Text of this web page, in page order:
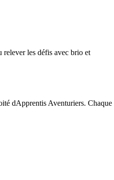
relever les défis avec brio et
dApprentis Aventuriers. Chaque